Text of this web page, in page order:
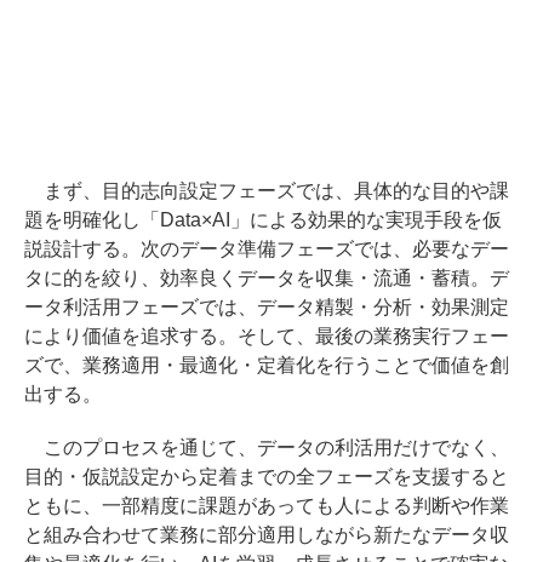
まず、目的志向設定フェーズでは、具体的な目的や課
題を明確化し「Data×AI」による効果的な実現手段を仮
説設計する。次のデータ準備フェーズでは、必要なデー
タに的を絞り、効率良くデータを収集・流通・蓄積。デ
ータ利活用フェーズでは、データ精製・分析・効果測定
により価値を追求する。そして、最後の業務実行フェー
ズで、業務適用・最適化・定着化を行うことで価値を創
出する。
このプロセスを通じて、データの利活用だけでなく、
目的・仮説設定から定着までの全フェーズを支援すると
ともに、一部精度に課題があっても人による判断や作業
と組み合わせて業務に部分適用しながら新たなデータ収